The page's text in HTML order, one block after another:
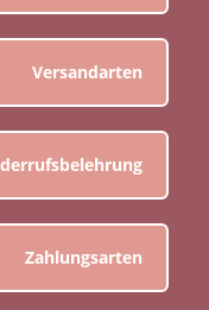
Versandarten
Zahlungsarten